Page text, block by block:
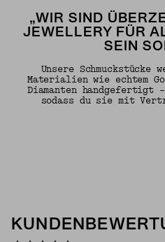
„WIR SIND
JEWELLERY FÜR
SEIN
Unsere Schmuckstücke
Materialien wie echtem
Diamanten handgefertigt
sodass du sie mit